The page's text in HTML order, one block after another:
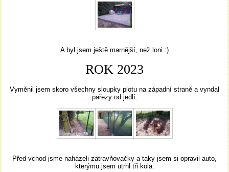
A byl jsem ještě marnější, než loni :)
ROK 2023
Vyměnil jsem skoro všechny sloupky plotu na západní straně a vyndal
pařezy od jedlí.
Před vchod jsme naházeli zatravňovačky a taky jsem si opravil auto,
kterýmu jsem utrhl tři kola.